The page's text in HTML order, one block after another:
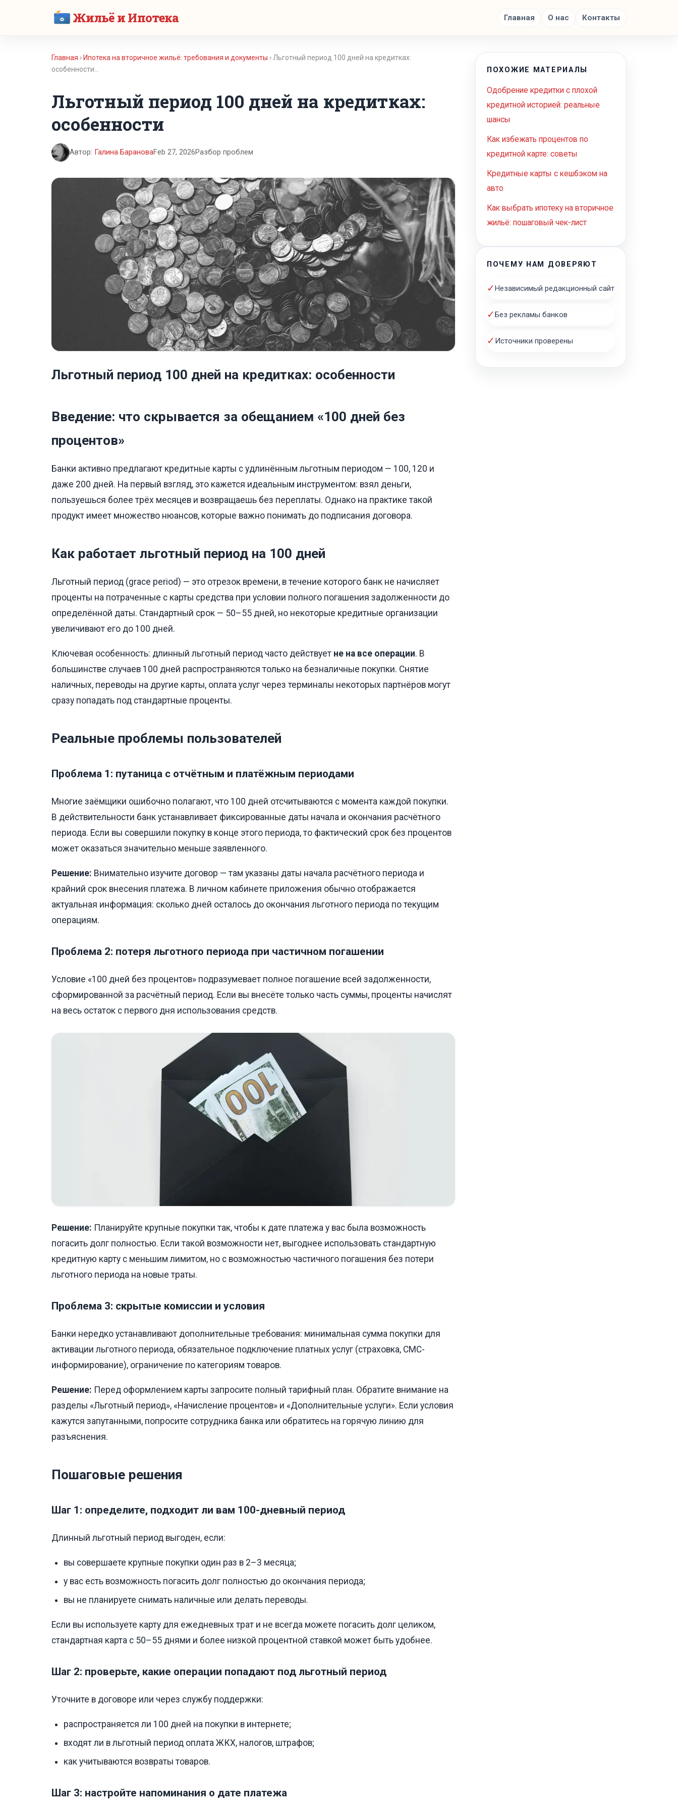
Жильё и Ипотека Главная О нас Контакты
Главная › Ипотека на вторичное жильё: требования и документы › Льготный период 100 дней на кредитках:
особенности…
Льготный период 100 дней на кредитках:
особенности
Автор: Галина БарановаFeb 27, 2026Разбор проблем
Льготный период 100 дней на кредитках: особенности
Введение: что скрывается за обещанием «100 дней без
процентов»
Банки активно предлагают кредитные карты с удлинённым льготным периодом — 100, 120 и
даже 200 дней. На первый взгляд, это кажется идеальным инструментом: взял деньги,
пользуешься более трёх месяцев и возвращаешь без переплаты. Однако на практике такой
продукт имеет множество нюансов, которые важно понимать до подписания договора.
Как работает льготный период на 100 дней
Льготный период (grace period) — это отрезок времени, в течение которого банк не начисляет
проценты на потраченные с карты средства при условии полного погашения задолженности до
определённой даты. Стандартный срок — 50–55 дней, но некоторые кредитные организации
увеличивают его до 100 дней.
Ключевая особенность: длинный льготный период часто действует не на все операции. В
большинстве случаев 100 дней распространяются только на безналичные покупки. Снятие
наличных, переводы на другие карты, оплата услуг через терминалы некоторых партнёров могут
сразу попадать под стандартные проценты.
Реальные проблемы пользователей
Проблема 1: путаница с отчётным и платёжным периодами
Многие заёмщики ошибочно полагают, что 100 дней отсчитываются с момента каждой покупки.
В действительности банк устанавливает фиксированные даты начала и окончания расчётного
периода. Если вы совершили покупку в конце этого периода, то фактический срок без процентов
может оказаться значительно меньше заявленного.
Решение: Внимательно изучите договор — там указаны даты начала расчётного периода и
крайний срок внесения платежа. В личном кабинете приложения обычно отображается
актуальная информация: сколько дней осталось до окончания льготного периода по текущим
операциям.
Проблема 2: потеря льготного периода при частичном погашении
Условие «100 дней без процентов» подразумевает полное погашение всей задолженности,
сформированной за расчётный период. Если вы внесёте только часть суммы, проценты начислят
на весь остаток с первого дня использования средств.
Решение: Планируйте крупные покупки так, чтобы к дате платежа у вас была возможность
погасить долг полностью. Если такой возможности нет, выгоднее использовать стандартную
кредитную карту с меньшим лимитом, но с возможностью частичного погашения без потери
льготного периода на новые траты.
Проблема 3: скрытые комиссии и условия
Банки нередко устанавливают дополнительные требования: минимальная сумма покупки для
активации льготного периода, обязательное подключение платных услуг (страховка, СМС-
информирование), ограничение по категориям товаров.
Решение: Перед оформлением карты запросите полный тарифный план. Обратите внимание на
разделы «Льготный период», «Начисление процентов» и «Дополнительные услуги». Если условия
кажутся запутанными, попросите сотрудника банка или обратитесь на горячую линию для
разъяснения.
Пошаговые решения
Шаг 1: определите, подходит ли вам 100-дневный период
Длинный льготный период выгоден, если:
вы совершаете крупные покупки один раз в 2–3 месяца;
у вас есть возможность погасить долг полностью до окончания периода;
вы не планируете снимать наличные или делать переводы.
Если вы используете карту для ежедневных трат и не всегда можете погасить долг целиком,
стандартная карта с 50–55 днями и более низкой процентной ставкой может быть удобнее.
Шаг 2: проверьте, какие операции попадают под льготный период
Уточните в договоре или через службу поддержки:
распространяется ли 100 дней на покупки в интернете;
входят ли в льготный период оплата ЖКХ, налогов, штрафов;
как учитываются возвраты товаров.
Шаг 3: настройте напоминания о дате платежа
ПОХОЖИЕ МАТЕРИАЛЫ
Одобрение кредитки с плохой
кредитной историей: реальные
шансы
Как избежать процентов по
кредитной карте: советы
Кредитные карты с кешбэком на
авто
Как выбрать ипотеку на вторичное
жильё: пошаговый чек-лист
ПОЧЕМУ НАМ ДОВЕРЯЮТ
✓Независимый редакционный сайт
✓Без рекламы банков
✓ Источники проверены